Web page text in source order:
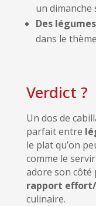
un dimanche
Des
dans le
Verdict ?
Un dos de
parfait entre
le plat qu’on
comme le
adore son
rapport
culinaire.